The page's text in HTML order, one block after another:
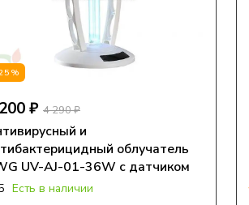
₽ 4 290 ₽
и
облучатель
UV-AJ-01-36W c датчиком
Есть в наличии